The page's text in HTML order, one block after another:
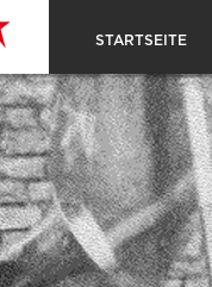
STARTSEITE